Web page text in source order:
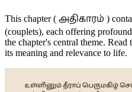
This chapter ( அதிகாரம் )
(couplets), each offering
the chapter's central theme.
its meaning and relevance to life.